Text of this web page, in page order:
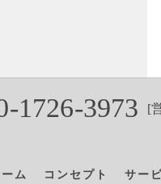
1726-3973 [
ム コンセプト サー